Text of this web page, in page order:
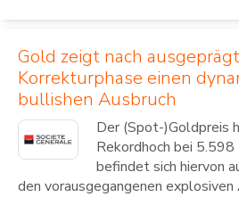
Gold zeigt nach
Korrekturphase einen
bullishen Ausbruch
Der (Spot-)Goldpreis
Rekordhoch bei
befindet sich hiervon
den vorausgegangenen explosiven